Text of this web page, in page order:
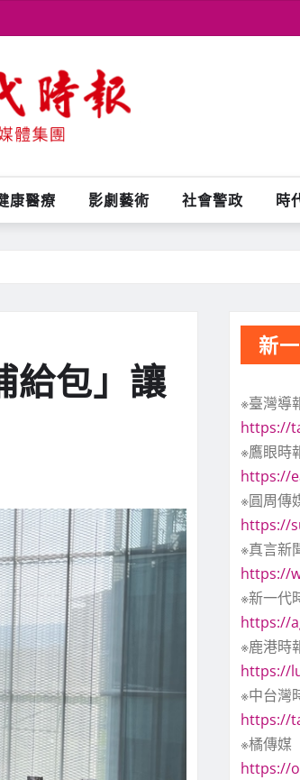
康醫療 影劇藝術 社會警政 時
給包」讓
新
※臺灣導
https://
※鷹眼時
https://
※圓周傳
https://
※真言新
https://
※新一代
https://
※鹿港時
https://
※中台灣
https://
※橘傳媒
https://